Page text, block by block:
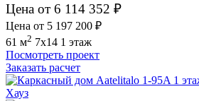
Цена от 6 114 352 ₽
Цена от 5 197 200 ₽
61 м2 7x14 1 этаж
Посмотреть проект
Заказать расчет